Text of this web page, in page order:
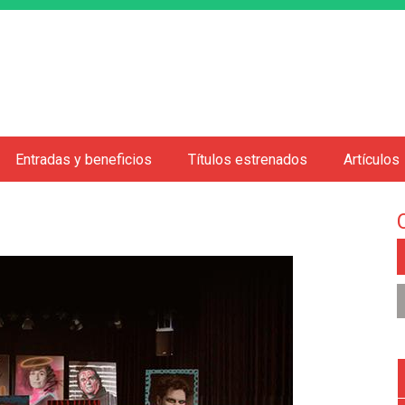
Entradas y beneficios Títulos estrenados Artículos